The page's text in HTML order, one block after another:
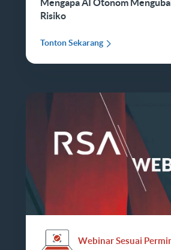
Mengapa AI Otonom
Risiko
Tonton Sekarang
Webinar Sesuai